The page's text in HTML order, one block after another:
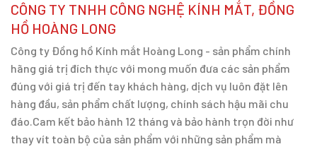
CÔNG TY TNHH CÔNG NGHỆ KÍNH MẮT, ĐỒNG
HỒ HOÀNG LONG
Công ty Đồng hồ Kính mắt Hoàng Long - sản phẩm chính
hãng giá trị đích thực với mong muốn đưa các sản phẩm
đúng với giá trị đến tay khách hàng, dịch vụ luôn đặt lên
hàng đầu, sản phẩm chất lượng, chính sách hậu mãi chu
đáo.Cam kết bảo hành 12 tháng và bảo hành trọn đời như
thay vít toàn bộ của sản phẩm với những sản phẩm mà